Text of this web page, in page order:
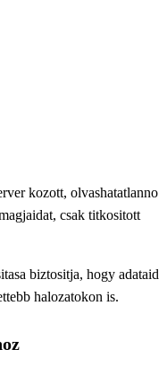
kozott, olvashatatlanno
csak titkositott
biztositja, hogy adataid
halozatokon is.